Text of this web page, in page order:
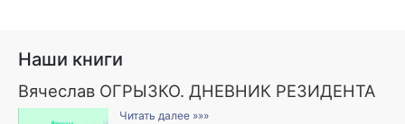
Наши книги
Вячеслав ОГРЫЗКО. ДНЕВНИК РЕЗИДЕНТА
Читать далее »»»